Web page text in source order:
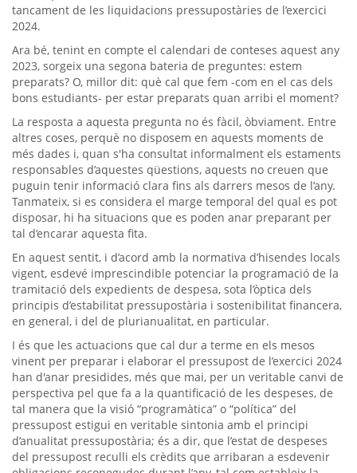
tancament de les liquidacions pressupostàries de l’exercici
2024.
Ara bé, tenint en compte el calendari de conteses aquest any
2023, sorgeix una segona bateria de preguntes: estem
preparats? O, millor dit: què cal que fem -com en el cas dels
bons estudiants- per estar preparats quan arribi el moment?
La resposta a aquesta pregunta no és fàcil, òbviament. Entre
altres coses, perquè no disposem en aquests moments de
més dades i, quan s'ha consultat informalment els estaments
responsables d’aquestes qüestions, aquests no creuen que
puguin tenir informació clara fins als darrers mesos de l’any.
Tanmateix, si es considera el marge temporal del qual es pot
disposar, hi ha situacions que es poden anar preparant per
tal d’encarar aquesta fita.
En aquest sentit, i d’acord amb la normativa d’hisendes locals
vigent, esdevé imprescindible potenciar la programació de la
tramitació dels expedients de despesa, sota l’òptica dels
principis d’estabilitat pressupostària i sostenibilitat financera,
en general, i del de plurianualitat, en particular.
I és que les actuacions que cal dur a terme en els mesos
vinent per preparar i elaborar el pressupost de l’exercici 2024
han d'anar presidides, més que mai, per un veritable canvi de
perspectiva pel que fa a la quantificació de les despeses, de
tal manera que la visió “programàtica” o “política” del
pressupost estigui en veritable sintonia amb el principi
d’anualitat pressupostària; és a dir, que l’estat de despeses
del pressupost reculli els crèdits que arribaran a esdevenir